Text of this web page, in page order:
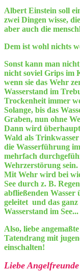
Albert Einstein soll
zwei Dingen wisse, die
aber auch die
Dem ist wohl nichts
Sonst kann man
nicht soviel Grips im
wenn sie das Wehr
Wasserstand im
Trockenheit immer
Solange, bis das
Graben, nun ohne
Dann wird
Wald als
die Wasserführung
mehrfach
Wehrzerstörung sein.
Mit Wehr wird bei
See durch z. B.
abfließenden
geleitet und das ganz
Wasserstand im See...
Also, liebe
Tatendrang mit
einschalten!
Liebe